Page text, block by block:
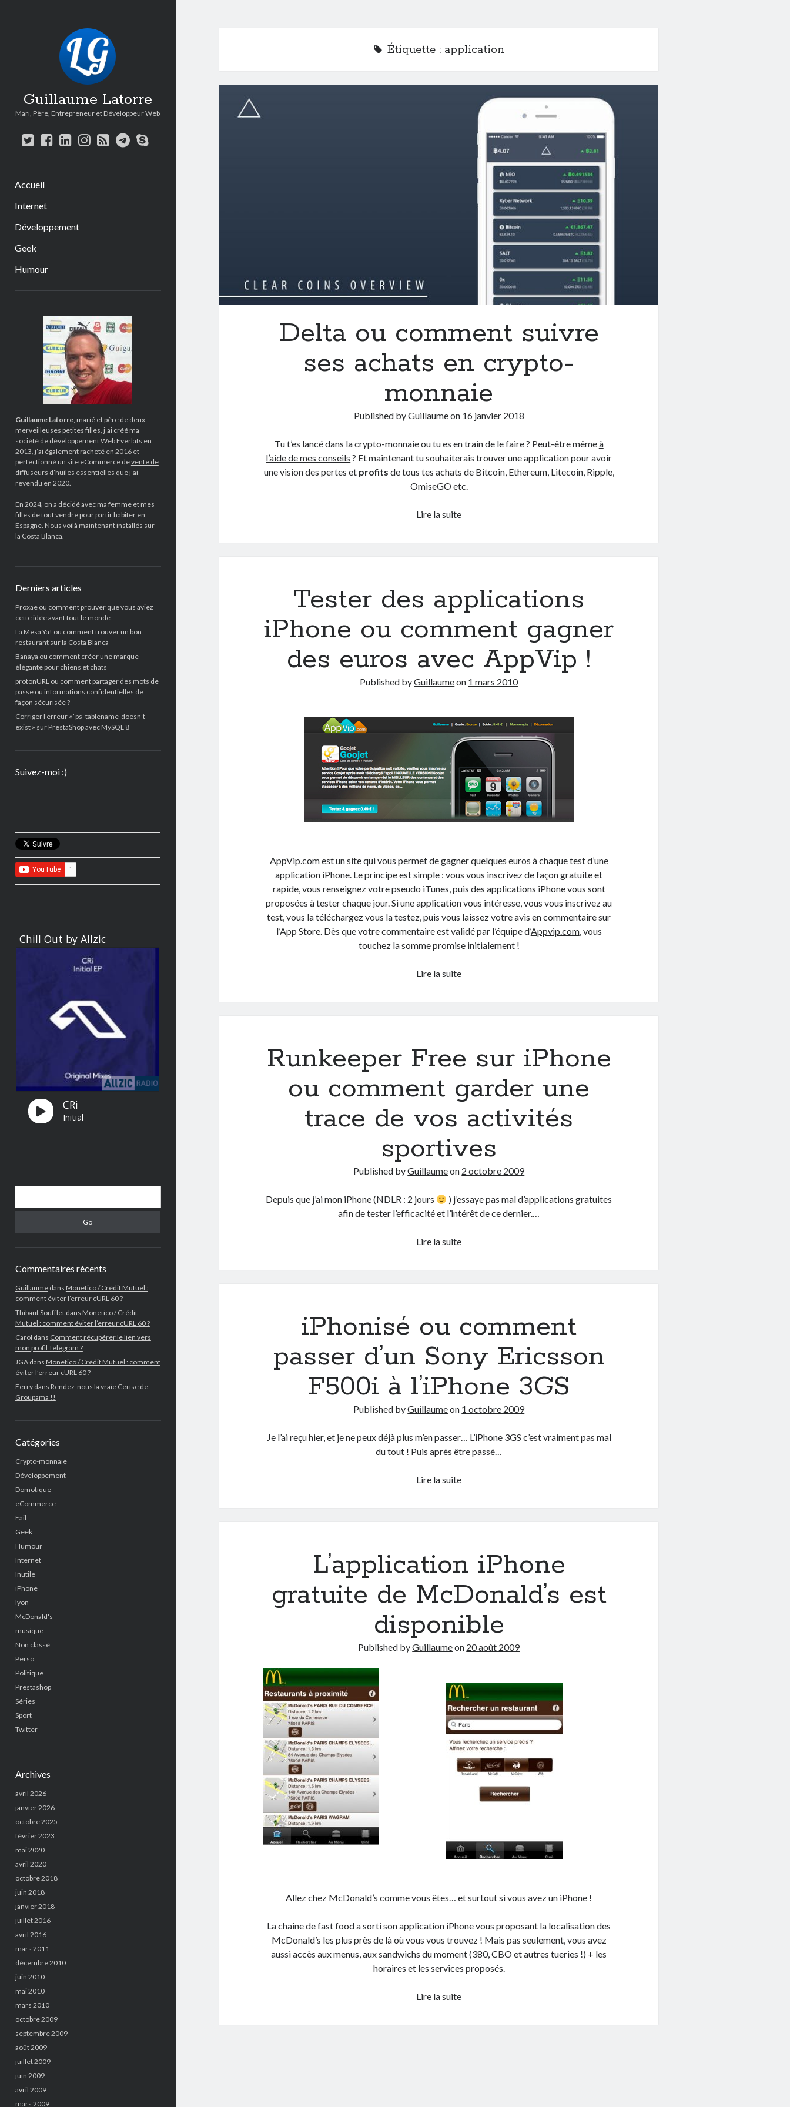
Guillaume Latorre
Mari, Père, Entrepreneur et Développeur Web
twitter
facebook
linkedin
instagram
rsstelegram
skype
Accueil
Internet
Développement
Geek
Humour
Guillaume Latorre, marié et père de deux
merveilleuses petites filles, j’ai créé ma
société de développement Web Everlats en
2013, j’ai également racheté en 2016 et
perfectionné un site eCommerce devente de
diffuseurs d’huiles essentielles que j’ai
revendu en 2020.
En 2024, on a décidé avec ma femme et mes
filles de tout vendre pour partir habiter en
Espagne. Nous voilà maintenant installés sur
la Costa Blanca.
Derniers articles
Proxae ou comment prouver que vous aviez
cette idée avant tout le monde
La Mesa Ya! ou comment trouver un bon
restaurant sur la Costa Blanca
Banaya ou comment créer une marque
élégante pour chiens et chats
protonURL ou comment partager des mots de
passe ou informations confidentielles de
façon sécurisée ?
Corriger l’erreur « ‘ps_tablename’ doesn’t
exist » sur PrestaShop avec MySQL 8
Suivez-moi :)
Commentaires récents
Guillaumedans Monetico / Crédit Mutuel :
comment éviter l’erreur cURL 60 ?
Thibaut Souffletdans Monetico / Crédit
Mutuel : comment éviter l’erreur cURL 60 ?
Carol dans Comment récupérer le lien vers
mon profil Telegram ?
JGAdans Monetico / Crédit Mutuel : comment
éviter l’erreur cURL 60 ?
Ferrydans Rendez-nous la vraie Cerise de
Groupama !!
Catégories
Crypto-monnaie
Développement
Domotique
eCommerce
Fail
Geek
Humour
Internet
Inutile
iPhone
lyon
McDonald's
musique
Non classé
Perso
Politique
Prestashop
Séries
Sport
Twitter
Archives
avril 2026
janvier 2026
octobre 2025
février 2023
mai 2020
avril 2020
octobre 2018
juin 2018
janvier 2018
juillet 2016
avril 2016
mars 2011
décembre 2010
juin 2010
mai 2010
mars 2010
octobre 2009
septembre 2009
août 2009
juillet 2009
juin 2009
avril 2009
mars 2009
Étiquette : application
Delta ou comment suivre
ses achats en crypto-
monnaie
Published byGuillaumeon 16 janvier 2018
Tu t’es lancé dans la crypto-monnaie ou tu es en train de le faire ? Peut-être mêmeà
l’aide de mes conseils ? Et maintenant tu souhaiterais trouver une application pour avoir
une vision des pertes et profits de tous tes achats de Bitcoin, Ethereum, Litecoin, Ripple,
OmiseGO etc.
Lire la suiteDelta
en
crypto-
monnaie
Tester des applications
iPhone ou comment gagner
des euros avec AppVip !
Published byGuillaumeon 1 mars 2010
AppVip.comest un site qui vous permet de gagner quelques euros à chaquetest d’une
application iPhone. Le principe est simple : vous vous inscrivez de façon gratuite et
rapide, vous renseignez votre pseudo iTunes, puis des applications iPhone vous sont
proposées à tester chaque jour. Si une application vous intéresse, vous vous inscrivez au
test, vous la téléchargez vous la testez, puis vous laissez votre avis en commentaire sur
l’App Store. Dès que votre commentaire est validé par l’équipe d’Appvip.com, vous
touchez la somme promise initialement !
Lire la suiteTester
gagner
euros
avec
AppVip
Runkeeper Free sur iPhone
ou comment garder une
trace de vos activités
sportives
Published byGuillaumeon 2 octobre 2009
Depuis que j’ai mon iPhone (NDLR : 2 jours
) j’essaye pas mal d’applications gratuites
afin de tester l’efficacité et l’intérêt de ce dernier.…
Lire la suiteRunkeeper
garder
trace
de
vos
activités
sportives
iPhonisé ou comment
passer d’un Sony Ericsson
F500i à l’iPhone 3GS
Published byGuillaumeon 1 octobre 2009
Je l’ai reçu hier, et je ne peux déjà plus m’en passer… L’iPhone 3GS c’est vraiment pas mal
du tout ! Puis après être passé…
Lire la suiteiPhonisé
Ericsson
l’iPhone
3GS
L’application iPhone
gratuite de McDonald’s est
disponible
Published byGuillaumeon 20 août 2009
Allez chez McDonald’s comme vous êtes… et surtout si vous avez un iPhone !
La chaîne de fast food a sorti son application iPhone vous proposant la localisation des
McDonald’s les plus près de là où vous vous trouvez ! Mais pas seulement, vous avez
aussi accès aux menus, aux sandwichs du moment (380, CBO et autres tueries !) + les
horaires et les services proposés.
Lire la suiteL’application